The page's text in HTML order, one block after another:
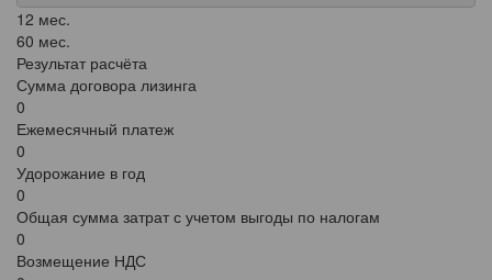
12 мес.
60 мес.
Результат расчёта
Сумма договора лизинга
0
Ежемесячный платеж
0
Удорожание в год
0
Общая сумма затрат с учетом выгоды по налогам
0
Возмещение НДС